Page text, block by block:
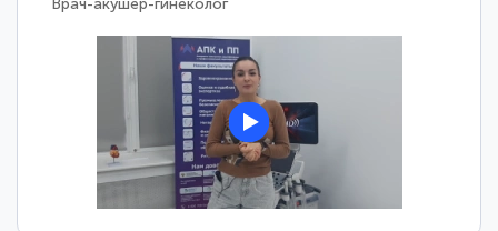
Врач-акушер-гинеколог